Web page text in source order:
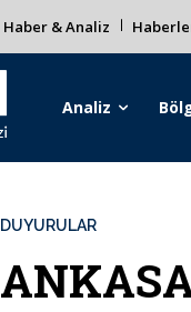
Haber & Analiz
Analiz
DUYURULAR